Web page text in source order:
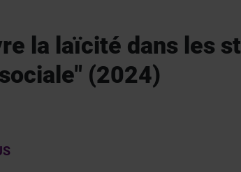
la laïcité dans les
(2024)